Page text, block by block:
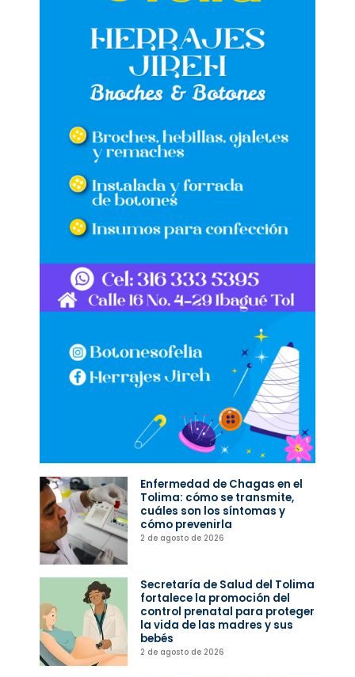
Enfermedad de Chagas en el
Tolima: cómo se transmite,
cuáles son los síntomas y
cómo prevenirla
2 de agosto de 2026
Secretaría de Salud del Tolima
fortalece la promoción del
control prenatal para proteger
la vida de las madres y sus
bebés
2 de agosto de 2026